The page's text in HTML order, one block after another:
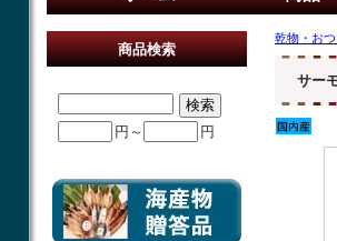
乾物・お
サー
商品検索
円～ 円